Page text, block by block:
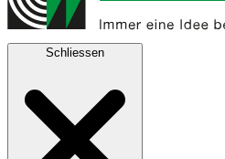
Schliessen